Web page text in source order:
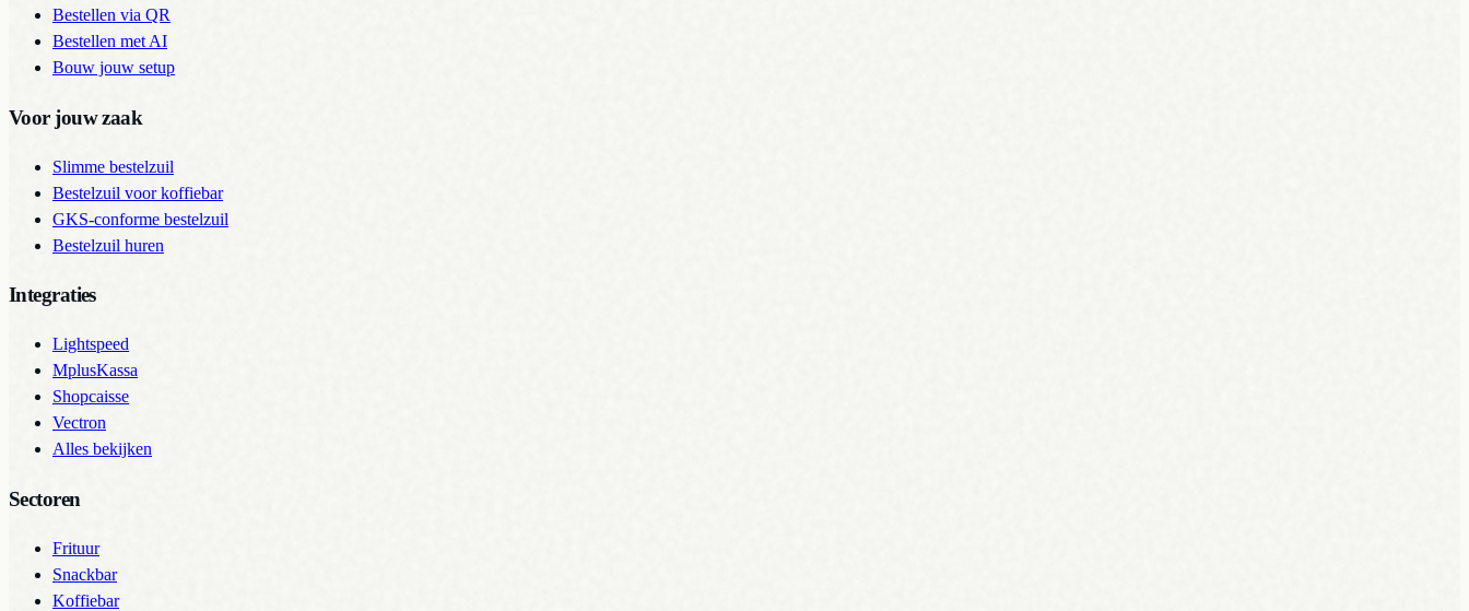
Bestellen via QR
Bestellen met AI
Bouw jouw setup
Voor jouw zaak
Slimme bestelzuil
Bestelzuil voor koffiebar
GKS-conforme bestelzuil
Bestelzuil huren
Integraties
Lightspeed
MplusKassa
Shopcaisse
Vectron
Alles bekijken
Sectoren
Frituur
Snackbar
Koffiebar